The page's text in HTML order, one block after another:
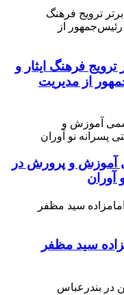
فرهنگ ایثار و
از مدیریت
و پرورش در
آوران
سید مظفر